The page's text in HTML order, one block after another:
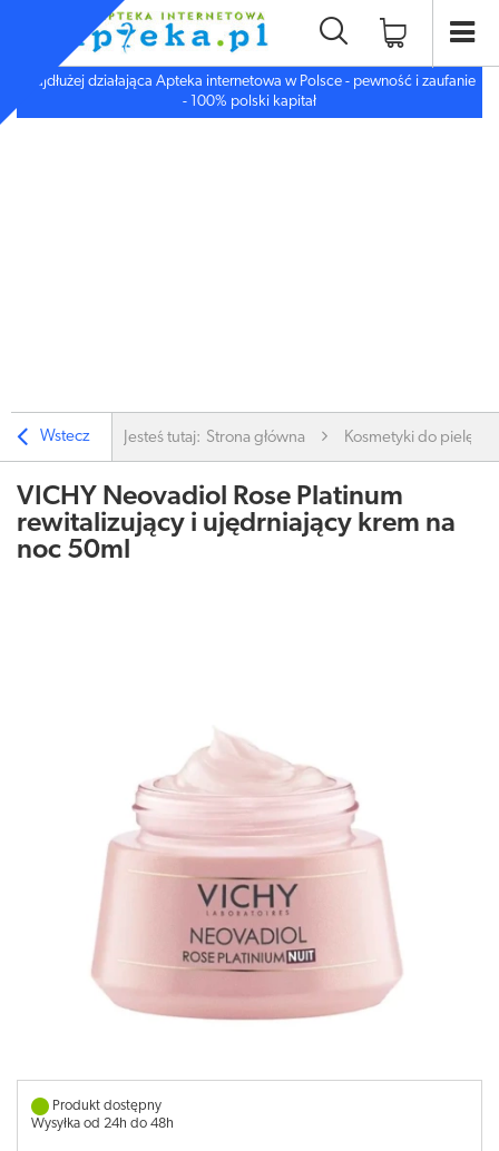
Najdłużej działająca Apteka internetowa w Polsce - pewność i zaufanie
- 100% polski kapitał
Wstecz Jesteś tutaj: Strona główna Kosmetyki do
VICHY Neovadiol Rose Platinum
rewitalizujący i ujędrniający krem na
noc 50ml
Produkt dostępny
Wysyłka od 24h do 48h